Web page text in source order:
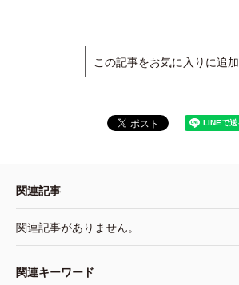
この記事をお気に入りに追加
関連記事
関連記事がありません。
関連キーワード